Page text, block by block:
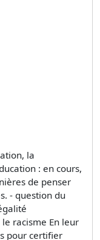
la
: en cours,
de penser
- question du
racisme En leur
pour certifier